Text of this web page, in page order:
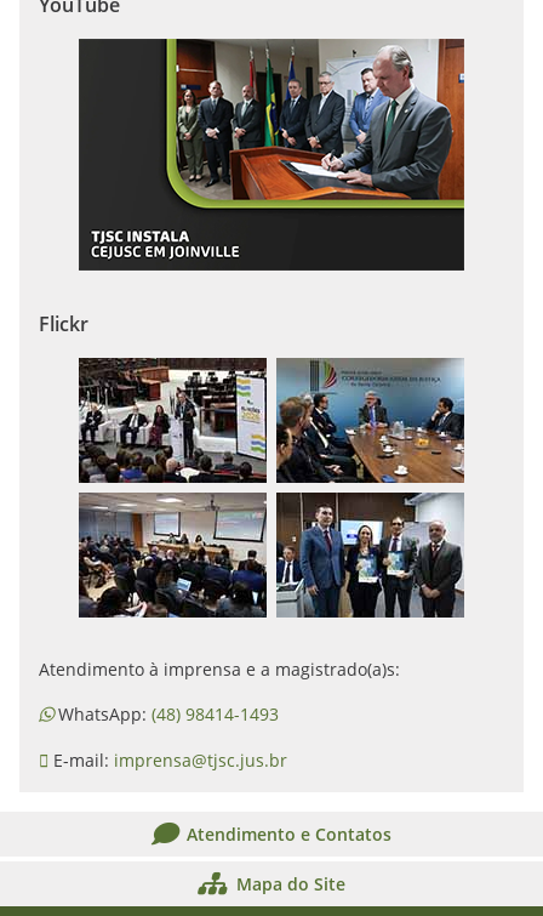
Flickr
Atendimento à imprensa e a magistrado(a)s:
WhatsApp: (48) 98414-1493
E-mail: imprensa@tjsc.jus.br
Atendimento e Contatos
Mapa do Site